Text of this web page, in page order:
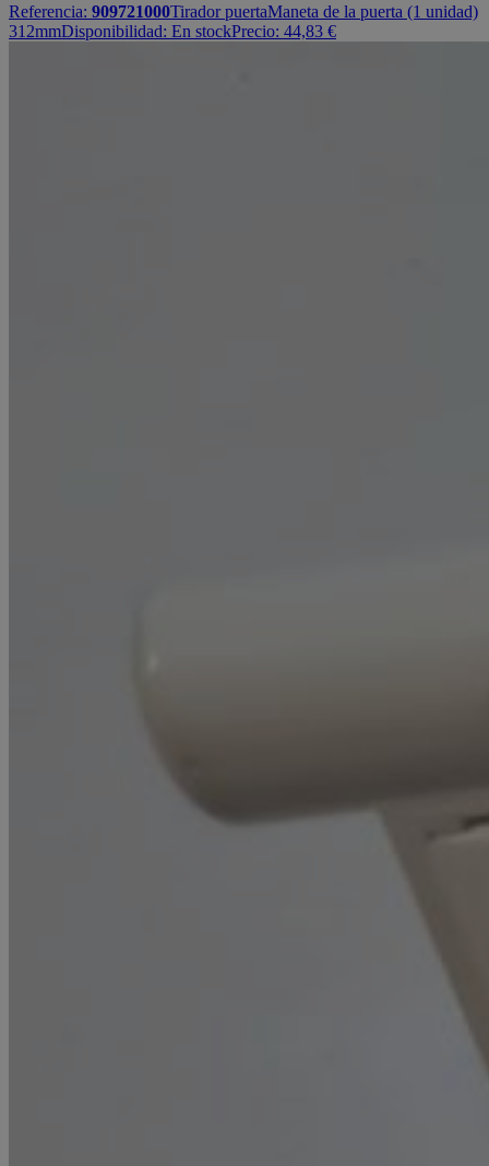
Referencia: 909721000Tirador puertaManeta de la puerta (1 unidad)
312mmDisponibilidad: En stockPrecio: 44,83 €